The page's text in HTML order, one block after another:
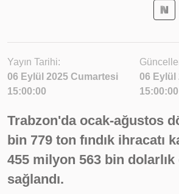
Yayın Tarihi:
06 Eylül 2025 Cumartesi
15:00:00
06 Eylül
15:00:00
Trabzon'da ocak-ağustos
bin 779 ton fındık ihracatı
455 milyon 563 bin
sağlandı.